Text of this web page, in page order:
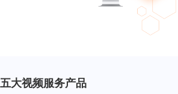
五大视频服务产品